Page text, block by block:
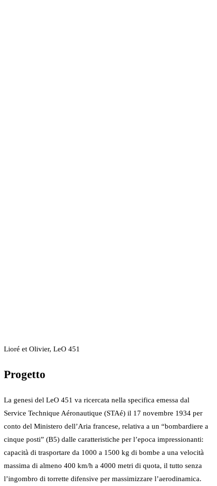
Lioré et Olivier, LeO 451
Progetto
La genesi del LeO 451 va ricercata nella specifica emessa dal
Service Technique Aéronautique (STAé) il 17 novembre 1934 per
conto del Ministero dell’Aria francese, relativa a un “bombardiere a
cinque posti” (B5) dalle caratteristiche per l’epoca impressionanti:
capacità di trasportare da 1000 a 1500 kg di bombe a una velocità
massima di almeno 400 km/h a 4000 metri di quota, il tutto senza
l’ingombro di torrette difensive per massimizzare l’aerodinamica.